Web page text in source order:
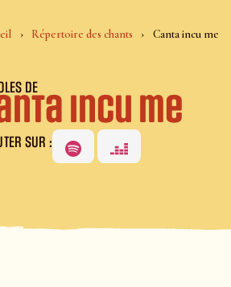
Répertoire des chants Canta incu me
DE
incu me
SUR :